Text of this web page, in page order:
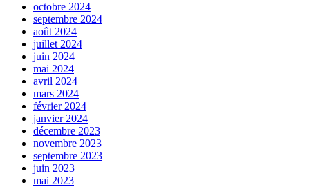
octobre 2024
septembre 2024
août 2024
juillet 2024
juin 2024
mai 2024
avril 2024
mars 2024
février 2024
janvier 2024
décembre 2023
novembre 2023
septembre 2023
juin 2023
mai 2023